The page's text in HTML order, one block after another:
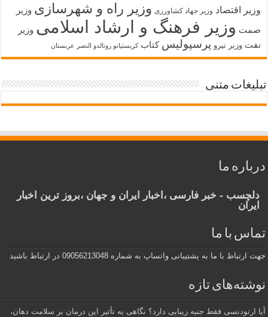
وزیر اقتصاد وزیر جهاد کشاورزی وزیر راه و شهرسازی وزیر
صمت وزیر فرهنگ و ارشاد اسلامی وزیر
نفت وزیر نیرو پرسپولیس کتاب کریستیانو رونالدو النصر عربستان
تبلیغات متنی
درباره ما
دلچسب - خبر فارسی ،اخبار ایران و جهان ،بروز ترین اخبار
ایران
تماس با ما
جهت ارتباط با ما به پشتیبانی واتساپ به شماره 09056213048 در ارتباط باشید
نوشته‌های تازه
آیا ارتودنسی فقط جنبه زیبایی دارد؟ نگاهی به تأثیر این درمان بر سلامت دهان،